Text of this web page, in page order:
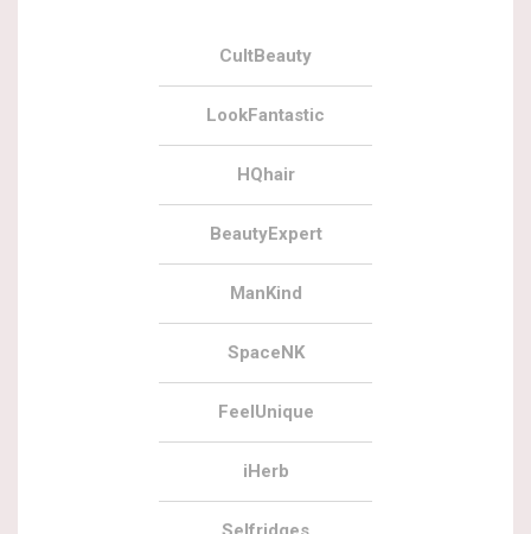
CultBeauty
LookFantastic
HQhair
BeautyExpert
ManKind
SpaceNK
FeelUnique
iHerb